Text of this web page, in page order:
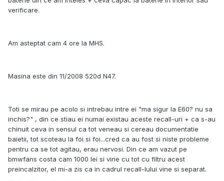
verificare.
Am asteptat cam 4 ore la MHS.
Masina este din 11/2008 520d N47.
Toti se mirau pe acolo si intrebau intre ei "ma sigur la E60? nu sa
inchis?" , din ce stiau ei numai existau aceste recall-uri + ca s-au
chinuit ceva in sensul ca tot veneau si cereau documentatie
baietii, tot scoteau la foi si foi...cred ca au fost si niste probleme
pentru ca se tot agitau, erau nervosi. Din ce am vazut pe
bmwfans costa cam 1000 lei si vine cu tot cu filtru acest
preincalzitor, el mi-a zis ca in cadrul recall-lului vine si separat.